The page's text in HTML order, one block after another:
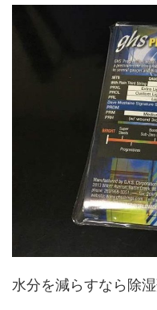
水分を減らすなら除